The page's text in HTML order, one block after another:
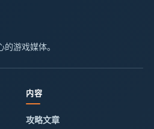
游戏媒体。
内容
攻略文章